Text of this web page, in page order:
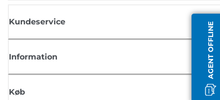
AGENT OFFLINE
Kundeservice
Information
Køb